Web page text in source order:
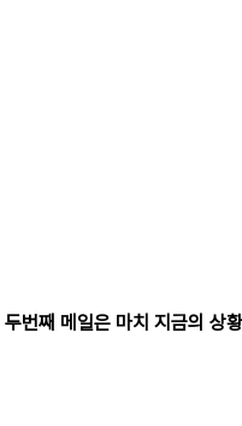
두번째 메일은 마치 지금의 상